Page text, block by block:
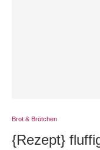
Brot & Brötchen
{Rezept}